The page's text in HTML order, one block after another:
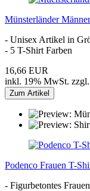
Münsterländer
- Unisex Artikel in
- 5 T-Shirt Farben
16,66 EUR
inkl. 19% MwSt. zzgl.
Zum Artikel
Podenco Frauen T-
- Figurbetontes